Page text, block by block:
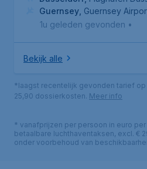
Guernsey Guernsey
1u geleden gevonden •
Bekijk alle
*laagst recentelijk gevonden tarief
25,90 dossierkosten. Meer info
* vanafprijzen per persoon in euro
betaalbare luchthaventaksen, excl. €
onder voorbehoud van